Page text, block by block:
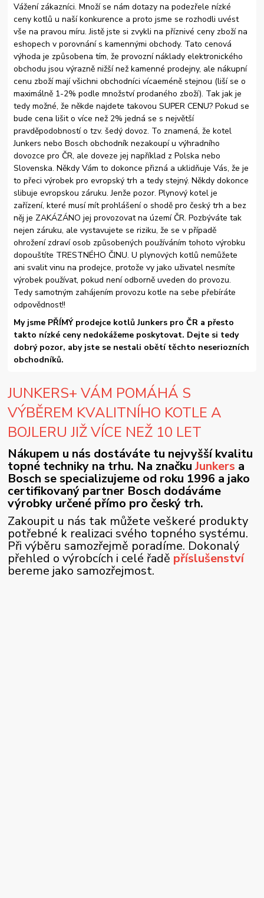
Vážení zákazníci. Množí se nám dotazy na podezřele nízké
ceny kotlů u naší konkurence a proto jsme se rozhodli uvést
vše na pravou míru. Jistě jste si zvykli na příznivé ceny zboží na
eshopech v porovnání s kamennými obchody. Tato cenová
výhoda je způsobena tím, že provozní náklady elektronického
obchodu jsou výrazně nižší než kamenné prodejny, ale nákupní
cenu zboží mají všichni obchodníci vícaeméně stejnou (liší se o
maximálně 1-2% podle množství prodaného zboží). Tak jak je
tedy možné, že někde najdete takovou SUPER CENU? Pokud se
bude cena lišit o více než 2% jedná se s největší
pravděpodobností o tzv. šedý dovoz. To znamená, že kotel
Junkers nebo Bosch obchodník nezakoupí u výhradního
dovozce pro ČR, ale doveze jej například z Polska nebo
Slovenska. Někdy Vám to dokonce přizná a uklidňuje Vás, že je
to přeci výrobek pro evropský trh a tedy stejný. Někdy dokonce
slibuje evropskou záruku. Jenže pozor. Plynový kotel je
zařízení, které musí mít prohlášení o shodě pro český trh a bez
něj je ZAKÁZÁNO jej provozovat na území ČR. Pozbýváte tak
nejen záruku, ale vystavujete se riziku, že se v případě
ohrožení zdraví osob způsobených používáním tohoto výrobku
dopouštíte TRESTNÉHO ČINU. U plynových kotlů nemůžete
ani svalit vinu na prodejce, protože vy jako uživatel nesmíte
výrobek používat, pokud není odborně uveden do provozu.
Tedy samotným zahájením provozu kotle na sebe přebíráte
odpovědnost!!
My jsme PŘÍMÝ prodejce kotlů Junkers pro ČR a přesto
takto nízké ceny nedokážeme poskytovat. Dejte si tedy
dobrý pozor, aby jste se nestali obětí těchto neseriozních
obchodníků.
JUNKERS+ VÁM POMÁHÁ S
VÝBĚREM KVALITNÍHO KOTLE A
BOJLERU JIŽ VÍCE NEŽ 10 LET
Nákupem u nás dostáváte tu nejvyšší kvalitu
topné techniky na trhu. Na značkuJunkers a
Bosch se specializujeme od roku 1996 a jako
certifikovaný partner Bosch dodáváme
výrobky určené přímo pro český trh.
Zakoupit u nás tak můžete veškeré produkty
potřebné k realizaci svého topného systému.
Při výběru samozřejmě poradíme. Dokonalý
přehled o výrobcích i celé řadě příslušenství
bereme jako samozřejmost.